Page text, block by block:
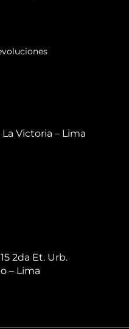
La Victoria – Lima
2da Et. Urb.
– Lima